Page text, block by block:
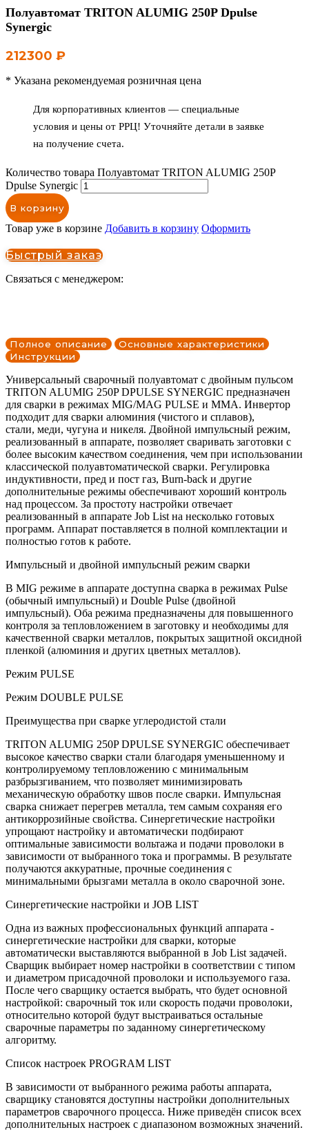
Полуавтомат TRITON ALUMIG 250P Dpulse
Synergic
212300 ₽
* Указана рекомендуемая розничная цена
Для корпоративных клиентов — специальные
условия и цены от РРЦ! Уточняйте детали в заявке
на получение счета.
Количество товара Полуавтомат TRITON ALUMIG 250P
Dpulse Synergic
В корзину
Товар уже в корзине Добавить в корзину Оформить
Быстрый заказ
Связаться с менеджером:
Полное описание
Основные характеристики
Инструкции
Универсальный сварочный полуавтомат с двойным пульсом
TRITON ALUMIG 250P DPULSE SYNERGIC предназначен
для сварки в режимах MIG/MAG PULSE и MMA. Инвертор
подходит для сварки алюминия (чистого и сплавов),
стали, меди, чугуна и никеля. Двойной импульсный режим,
реализованный в аппарате, позволяет сваривать заготовки с
более высоким качеством соединения, чем при использовании
классической полуавтоматической сварки. Регулировка
индуктивности, пред и пост газ, Burn-back и другие
дополнительные режимы обеспечивают хороший контроль
над процессом. За простоту настройки отвечает
реализованный в аппарате Job List на несколько готовых
программ. Аппарат поставляется в полной комплектации и
полностью готов к работе.
Импульсный и двойной импульсный режим сварки
В MIG режиме в аппарате доступна сварка в режимах Pulse
(обычный импульсный) и Double Pulse (двойной
импульсный). Оба режима предназначены для повышенного
контроля за тепловложением в заготовку и необходимы для
качественной сварки металлов, покрытых защитной оксидной
пленкой (алюминия и других цветных металлов).
Режим PULSE
Режим DOUBLE PULSE
Преимущества при сварке углеродистой стали
TRITON ALUMIG 250P DPULSE SYNERGIC обеспечивает
высокое качество сварки стали благодаря уменьшенному и
контролируемому тепловложению с минимальным
разбрызгиванием, что позволяет минимизировать
механическую обработку швов после сварки. Импульсная
сварка снижает перегрев металла, тем самым сохраняя его
антикоррозийные свойства. Синергетические настройки
упрощают настройку и автоматически подбирают
оптимальные зависимости вольтажа и подачи проволоки в
зависимости от выбранного тока и программы. В результате
получаются аккуратные, прочные соединения с
минимальными брызгами металла в около сварочной зоне.
Синергетические настройки и JOB LIST
Одна из важных профессиональных функций аппарата -
синергетические настройки для сварки, которые
автоматически выставляются выбранной в Job List задачей.
Сварщик выбирает номер настройки в соответствии с типом
и диаметром присадочной проволоки и используемого газа.
После чего сварщику остается выбрать, что будет основной
настройкой: сварочный ток или скорость подачи проволоки,
относительно которой будут выстраиваться остальные
сварочные параметры по заданному синергетическому
алгоритму.
Список настроек PROGRAM LIST
В зависимости от выбранного режима работы аппарата,
сварщику становятся доступны настройки дополнительных
параметров сварочного процесса. Ниже приведён список всех
дополнительных настроек с диапазоном возможных значений.